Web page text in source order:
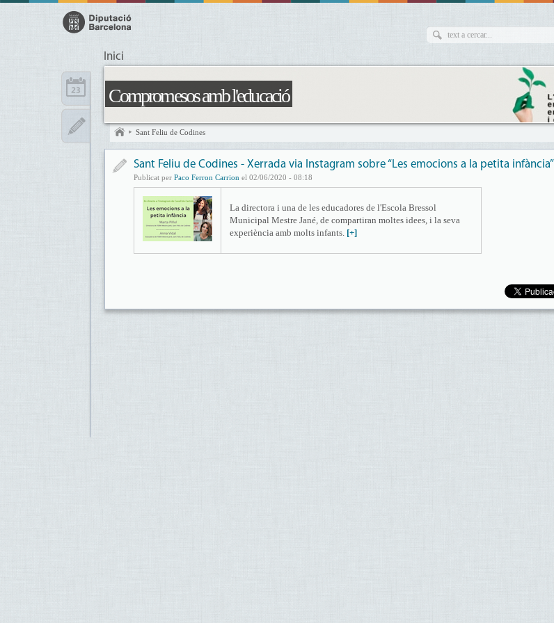
Inici
Compromesos amb l'educació
Sant Feliu de Codines
Sant Feliu de Codines - Xerrada via Instagram sobre “Les emocions a la petita infància”
Publicat per Paco Ferron Carrion el 02/06/2020 - 08:18
La directora i una de les educadores de l'Escola Bressol
Municipal Mestre Jané, de compartiran moltes idees, i la seva
experiència amb molts infants. [+]